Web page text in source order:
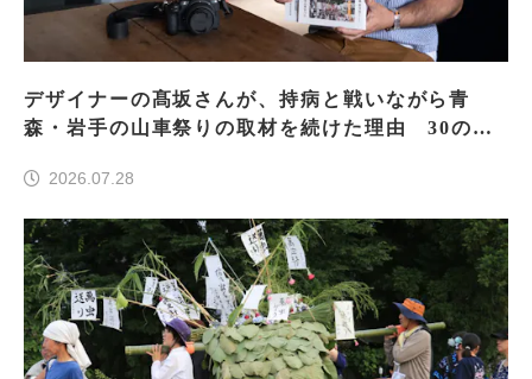
デザイナーの髙坂さんが、持病と戦いながら青
森・岩手の山車祭りの取材を続けた理由 30の山
2026.07.28